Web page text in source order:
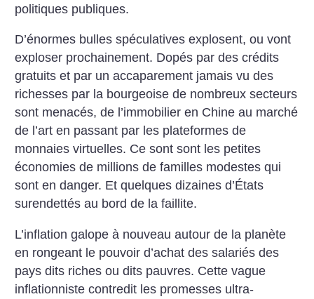
politiques publiques.
D’énormes bulles spéculatives explosent, ou vont
exploser prochainement. Dopés par des crédits
gratuits et par un accaparement jamais vu des
richesses par la bourgeoise de nombreux secteurs
sont menacés, de l’immobilier en Chine au marché
de l’art en passant par les plateformes de
monnaies virtuelles. Ce sont sont les petites
économies de millions de familles modestes qui
sont en danger. Et quelques dizaines d’États
surendettés au bord de la faillite.
L’inflation galope à nouveau autour de la planète
en rongeant le pouvoir d’achat des salariés des
pays dits riches ou dits pauvres. Cette vague
inflationniste contredit les promesses ultra-